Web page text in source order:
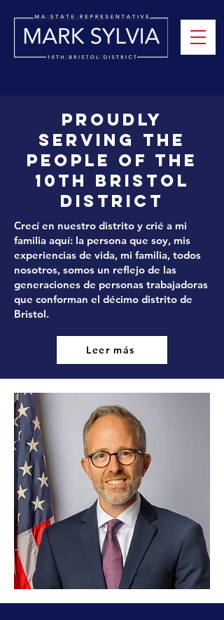
proudly
Serving the
people of the
10th bristol
district
Crecí en nuestro distrito y crié a mi
familia aquí: la persona que soy, mis
experiencias de vida, mi familia, todos
nosotros, somos un reflejo de las
generaciones de personas trabajadoras
que conforman el décimo distrito de
Bristol.
Leer más